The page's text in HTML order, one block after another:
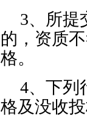
3、所提
的，资质
格。
4、下列
格及没收